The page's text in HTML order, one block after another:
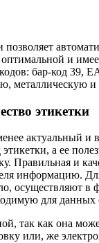
и
бар-код 39,
металлическую
этикетки
актуальный
а ее
Правильная и
информацию.
осуществляют в
для
так как она
или, же